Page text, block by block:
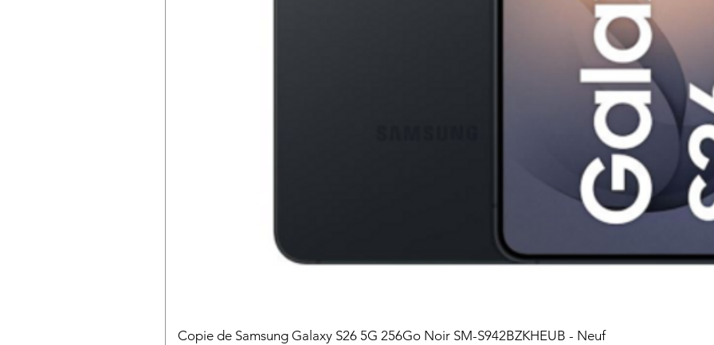
Copie de Samsung Galaxy S26 5G 256Go Noir SM-S942BZKHEUB - Neuf